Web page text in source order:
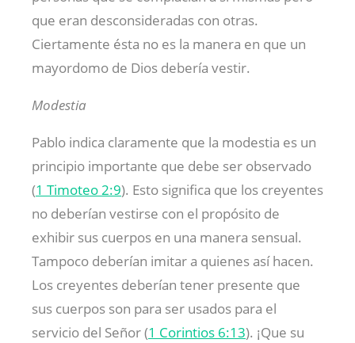
que eran desconsideradas con otras.
Ciertamente ésta no es la manera en que un
mayordomo de Dios debería vestir.
Modestia
Pablo indica claramente que la modestia es un
principio importante que debe ser observado
(1 Timoteo 2:9). Esto significa que los creyentes
no deberían vestirse con el propósito de
exhibir sus cuerpos en una manera sensual.
Tampoco deberían imitar a quienes así hacen.
Los creyentes deberían tener presente que
sus cuerpos son para ser usados para el
servicio del Señor (1 Corintios 6:13). ¡Que su